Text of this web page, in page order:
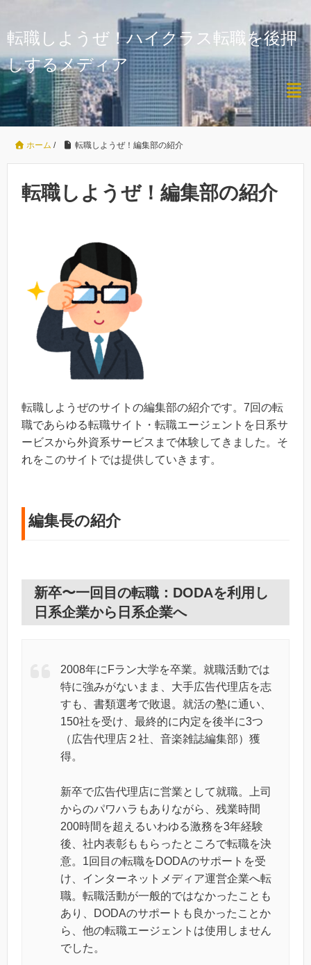
転職しようぜ！ハイクラス転職を後押
しするメディア
ホーム / 転職しようぜ！編集部の紹介
転職しようぜ！編集部の紹介
転職しようぜのサイトの編集部の紹介です。7回の転
職であらゆる転職サイト・転職エージェントを日系サ
ービスから外資系サービスまで体験してきました。そ
れをこのサイトでは提供していきます。
編集長の紹介
新卒〜一回目の転職：DODAを利用し
日系企業から日系企業へ
2008年にFラン大学を卒業。就職活動では
特に強みがないまま、大手広告代理店を志
すも、書類選考で敗退。就活の塾に通い、
150社を受け、最終的に内定を後半に3つ
（広告代理店２社、音楽雑誌編集部）獲
得。
新卒で広告代理店に営業として就職。上司
からのパワハラもありながら、残業時間
200時間を超えるいわゆる激務を3年経験
後、社内表彰ももらったところで転職を決
意。1回目の転職をDODAのサポートを受
け、インターネットメディア運営企業へ転
職。転職活動が一般的ではなかったことも
あり、DODAのサポートも良かったことか
ら、他の転職エージェントは使用しません
でした。